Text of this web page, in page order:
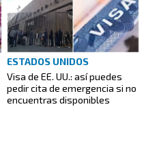
ESTADOS UNIDOS
Visa de EE. UU.: así puedes
pedir cita de emergencia si no
encuentras disponibles